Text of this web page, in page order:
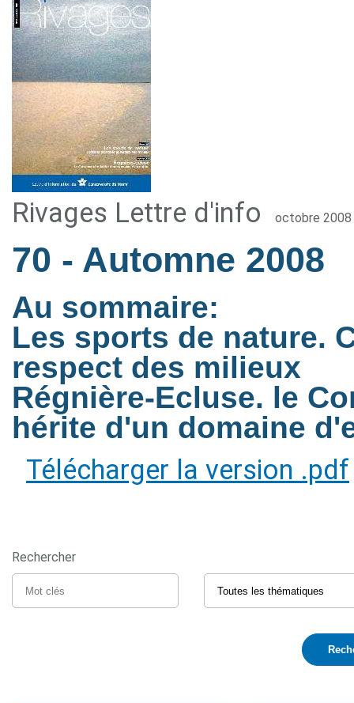
Rivages Lettre d'info octobre 2008
70 - Automne 2008
Au sommaire:
Les sports de nature.
respect des milieux
Régnière-Ecluse. le
hérite d'un domaine
Télécharger la version .pdf
Rechercher